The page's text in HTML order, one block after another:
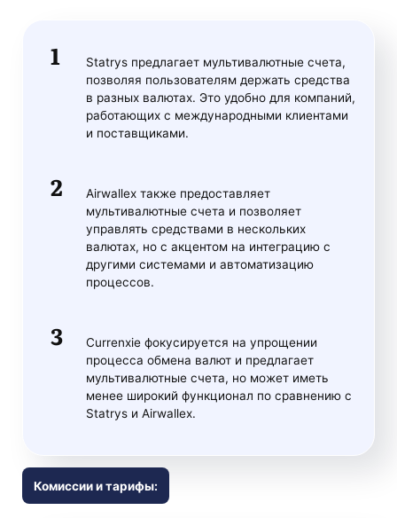
Statrys предлагает мультивалютные счета,
позволяя пользователям держать средства
в разных валютах. Это удобно для компаний,
работающих с международными клиентами
и поставщиками.
Airwallex также предоставляет
мультивалютные счета и позволяет
управлять средствами в нескольких
валютах, но с акцентом на интеграцию с
другими системами и автоматизацию
процессов.
Currenxie фокусируется на упрощении
процесса обмена валют и предлагает
мультивалютные счета, но может иметь
менее широкий функционал по сравнению с
Statrys и Airwallex.
Комиссии и тарифы: